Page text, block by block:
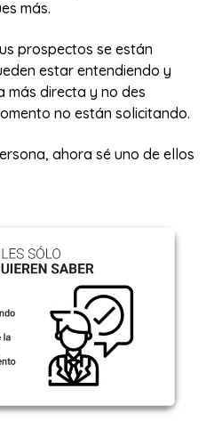
más.
prospectos se están
estar entendiendo y
más directa y no des
no están solicitando.
ahora sé uno de ellos